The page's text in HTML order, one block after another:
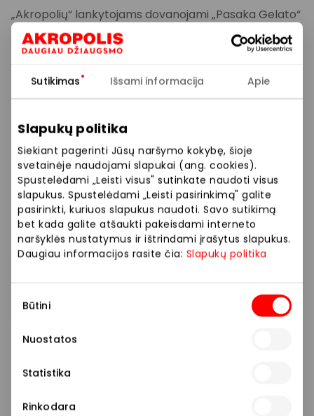
Sutikimas Išsami informacija Apie
Slapukų politika
Siekiant pagerinti Jūsų naršymo kokybę, šioje
svetainėje naudojami slapukai (ang. cookies).
Spustelėdami „Leisti visus" sutinkate naudoti visus
slapukus. Spustelėdami „Leisti pasirinkimą" galite
pasirinkti, kuriuos slapukus naudoti. Savo sutikimą
bet kada galite atšaukti pakeisdami interneto
naršyklės nustatymus ir ištrindami įrašytus slapukus.
Daugiau informacijos rasite čia: Slapukų politika
pasirinkimas
Būtini
Nuostatos
Statistika
Rinkodara
„Akropolių“ lankytojams dovanojami „Pasaka Gelato“
ledai sukurti remiantis itališkų ledų gelato
tradicijomis. Pasak gamintojo, šių ledų receptūros
skonių ir tekstūrų, leidžiančių pasiūlyti tikrą gelato
patirtį.
„Ieškojome ne tiesiog naujų skonių, o sprendimo, kuris
leistų sukurti tikrą gelato pojūtį – nuo
tekstūros iki skonio gylio. Tam reikėjo daug bandymų,
degustacijų, receptūros korekcijų ir netgi
konsultacijų su gelato tradiciją išmanančiais
ekspertais iš Italijos“, – sako „Pieno žvaigždžių“
technologė Vitalija Masiulienė.
Vilniaus, Klaipėdos ir Šiaulių „Akropolių“
lankytojai „Jamam“ savaitgalio metu galės paragauti
vanilinių ir šokoladinių ledų, taip pat vanilinių su
avietėmis bei karamelinių su migdolais. Ledų
arbata matcha ir braškėmis bei vasaros uogų gelato